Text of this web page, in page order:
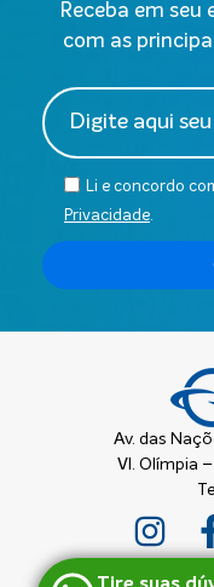
Receba em seu
com as
Li e concordo
Privacidade.
Av. das
Vl. Olímpia